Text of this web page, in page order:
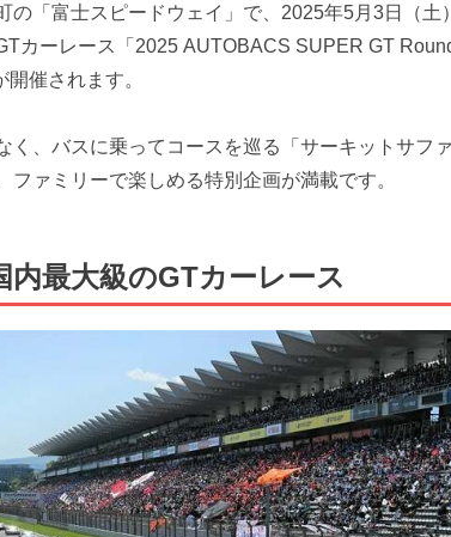
の「富士スピードウェイ」で、2025年5月3日（土
カーレース「2025 AUTOBACS SUPER GT
催されます。
く、バスに乗ってコースを巡る「サーキットサフ
ファミリーで楽しめる特別企画が満載です。
内最大級のGTカーレース